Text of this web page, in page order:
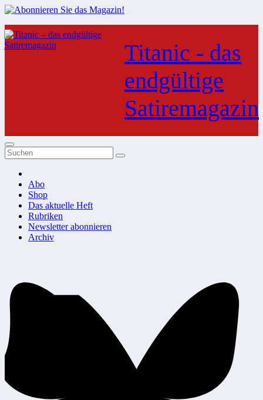
Zum
Inhalt
springen
Titanic - das
endgültige
Satiremagazin
Abo
Shop
Das aktuelle Heft
Rubriken
Newsletter abonnieren
Archiv